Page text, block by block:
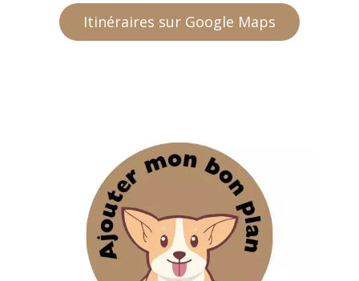
Itinéraires sur Google Maps